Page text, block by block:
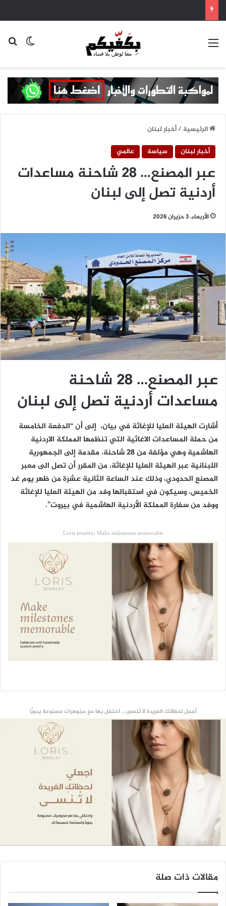
القائمة
الرئيسية/أخبار لبنان
أخبار لبنان
سياسة عالمي
عبر المصنع… 28 شاحنة مساعدات
أردنية تصل إلى لبنان
الأربعاء، 3 حزيران 2026
عبر المصنع… 28 شاحنة
مساعدات أردنية تصل إلى لبنان
أشارت الهيئة العليا للإغاثة في بيان، إلى أن “الدفعة الخامسة
من حملة المساعدات الاغاثية التي تنظمها المملكة الاردنية
الهاشمية وهي مؤلفة من 28 شاحنة، مقدمة إلى الجمهورية
اللبنانية عبر الهيئة العليا للإغاثة، من المقرر أن تصل الى معبر
المصنع الحدودي، وذلك عند الساعة الثانية عشرة من ظهر يوم غد
الخميس، وسيكون في استقبالها وفد من الهيئة العليا للإغاثة
ووفد من سفارة المملكة الأردنية الهاشمية في بيروت”.
Loris jewelry: Make milestones memorable
أجمل لحظاتك الفريدة لا تُنسى... احتفل بها مع مجوهرات مصنوعة يدويًّا
مقالات ذات صلة